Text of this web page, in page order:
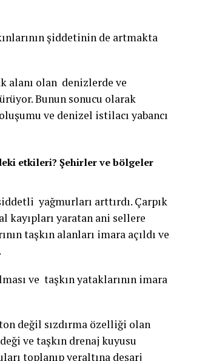
şiddetinin de artmakta
alanı olan denizlerde ve
Bunun sonucu olarak
ve denizel istilacı yabancı
etkileri? Şehirler ve bölgeler
yağmurları arttırdı. Çarpık
kayıpları yaratan ani sellere
taşkın alanları imara açıldı ve
ve taşkın yataklarının imara
değil sızdırma özelliği olan
ve taşkın drenaj kuyusu
toplanıp yeraltına deşarj